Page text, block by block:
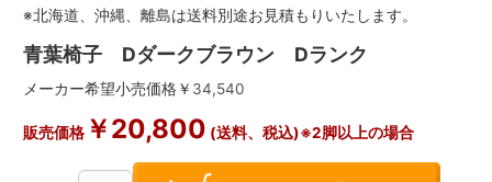
※北海道、沖縄、離島は送料別途お見積もりいたします。
青葉椅子 Dダークブラウン Dランク
メーカー希望小売価格￥ 34,540
販売価格￥20,800 (送料、税込)※2脚以上の場合